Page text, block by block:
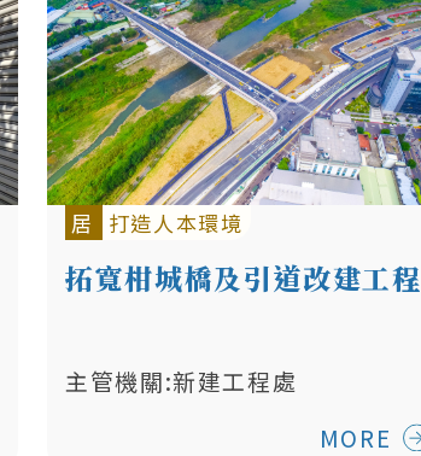
居 打造人本環境
拓寬柑城橋及引道改建工程
主管機關:新建工程處
MORE